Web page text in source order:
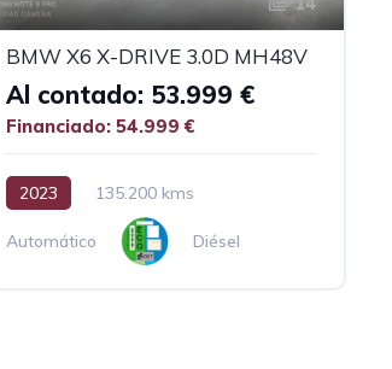
BMW X6 X-DRIVE 3.0D MH48V
Al contado: 53.999 €
Financiado: 54.999 €
2023 135.200 kms
Automático Diésel